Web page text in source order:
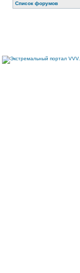
Список форумов